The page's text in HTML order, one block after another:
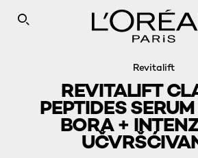
SEARCH THIS SITE
Revitalift
REVITALIFT
PEPTIDES
BORA +